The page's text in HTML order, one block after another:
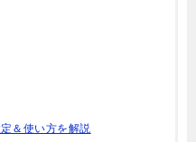
＆使い方を解説